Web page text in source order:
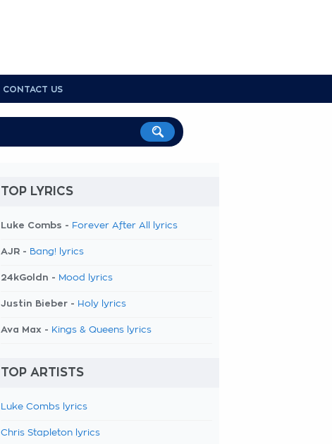
CONTACT US
TOP LYRICS
Luke Combs - Forever After All lyrics
AJR - Bang! lyrics
24kGoldn - Mood lyrics
Justin Bieber - Holy lyrics
Ava Max - Kings & Queens lyrics
TOP ARTISTS
Luke Combs lyrics
Chris Stapleton lyrics